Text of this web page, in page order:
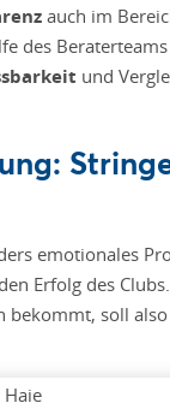
auch im
des
und
emotionales
Erfolg des
bekommt, soll